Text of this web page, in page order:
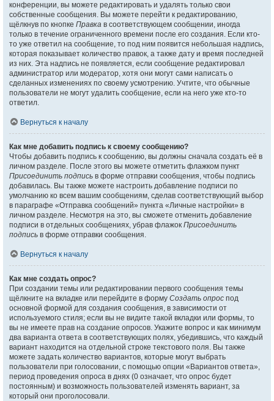
конференции, вы можете редактировать и удалять только свои
собственные сообщения. Вы можете перейти к редактированию,
щёлкнув по кнопке Правка в соответствующем сообщении, иногда
только в течение ограниченного времени после его создания. Если кто-
то уже ответил на сообщение, то под ним появится небольшая надпись,
которая показывает количество правок, а также дату и время последней
из них. Эта надпись не появляется, если сообщение редактировал
администратор или модератор, хотя они могут сами написать о
сделанных изменениях по своему усмотрению. Учтите, что обычные
пользователи не могут удалить сообщение, если на него уже кто-то
ответил.
Вернуться к началу
Как мне добавить подпись к своему сообщению?
Чтобы добавить подпись к сообщению, вы должны сначала создать её в
личном разделе. После этого вы можете отметить флажком пункт
Присоединить подпись в форме отправки сообщения, чтобы подпись
добавилась. Вы также можете настроить добавление подписи по
умолчанию ко всем вашим сообщениям, сделав соответствующий выбор
в параграфе «Отправка сообщений» пункта «Личные настройки» в
личном разделе. Несмотря на это, вы сможете отменить добавление
подписи в отдельных сообщениях, убрав флажок Присоединить
подпись в форме отправки сообщения.
Вернуться к началу
Как мне создать опрос?
При создании темы или редактировании первого сообщения темы
щёлкните на вкладке или перейдите в форму Создать опрос под
основной формой для создания сообщения, в зависимости от
используемого стиля; если вы не видите такой вкладки или формы, то
вы не имеете прав на создание опросов. Укажите вопрос и как минимум
два варианта ответа в соответствующих полях, убедившись, что каждый
вариант находится на отдельной строке текстового поля. Вы также
можете задать количество вариантов, которые могут выбрать
пользователи при голосовании, с помощью опции «Вариантов ответа»,
период проведения опроса в днях (0 означает, что опрос будет
постоянным) и возможность пользователей изменять вариант, за
который они проголосовали.